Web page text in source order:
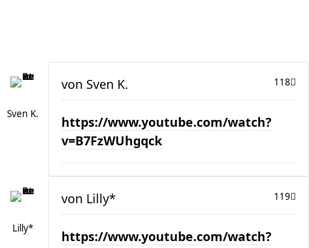
Sven K.
118
von Sven K.
https://www.youtube.com/watch?
v=B7FzWUhgqck
Lilly*
119
von Lilly*
https://www.youtube.com/watch?